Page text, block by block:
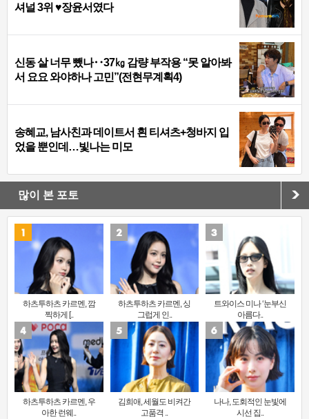
셔널 3위 ♥장윤서였다
신동 살 너무 뺐나‥37㎏ 감량 부작용 “못 알아봐
서 요요 와야하나 고민”(전현무계획4)
송혜교, 남사친과 데이트서 흰 티셔츠+청바지 입
었을 뿐인데…빛나는 미모
많이 본 포토
하츠투하츠 카르멘, 깜
찍하게 [..
하츠투하츠 카르멘, 싱
그럽게 인..
트와이스 미나 ‘눈부신
아름다..
하츠투하츠 카르멘, 우
아한 런웨..
김희애, 세월도 비켜간
고품격 ..
나나, 도회적인 눈빛에
시선 집..